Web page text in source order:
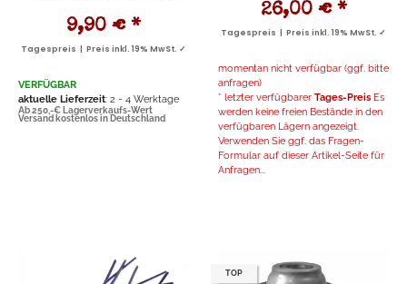
9,90 € *
Tagespreis | Preis inkl. 19% MwSt. ✓
VERFÜGBAR
aktuelle Lieferzeit: 2 - 4 Werktage
Ab 250,-€ Lagerverkaufs-Wert
Versand kostenlos in Deutschland
26,00 € *
Tagespreis | Preis inkl. 19% MwSt. ✓
momentan nicht verfügbar (ggf. bitte
anfragen)
* letzter verfügbarer Tages-Preis Es
werden keine freien Bestände in den
verfügbaren Lägern angezeigt.
Verwenden Sie ggf. das Fragen-
Formular auf dieser Artikel-Seite für
Anfragen...
TOP